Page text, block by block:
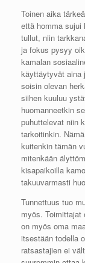
Toinen aika
että homma sujui
tullut, niin
ja fokus pysyy
kamalan
käyttäytyvät aina
soisin olevan
siihen kuuluu
huomanneetkin
puhuttelevat niin
tarkoitinkin.
kuitenkin tämän
mitenkään
kisapaikoilla
takuuvarmasti
Tunnettuus tuo
myös.
on myös oma
itsestään todella
ratsastajien ei